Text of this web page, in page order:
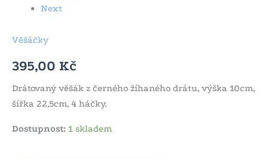
Next
Věšáčky
395,00 Kč
Drátovaný věšák z černého žíhaného drátu, výška 10cm,
šířka 22,5cm, 4 háčky.
Dostupnost: 1 skladem